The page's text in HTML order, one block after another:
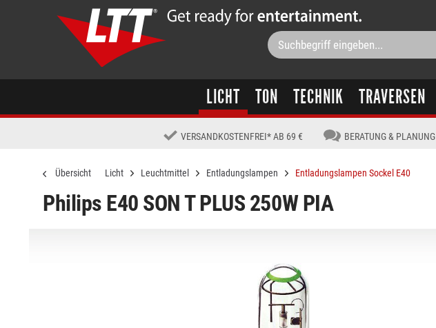
LICHT TON TECHNIK TRAVERSEN
VERSANDKOSTENFREI* AB 69 € BERATUNG & PLANUNG
Übersicht Licht Leuchtmittel Entladungslampen Entladungslampen Sockel E40
Philips E40 SON T PLUS 250W PIA